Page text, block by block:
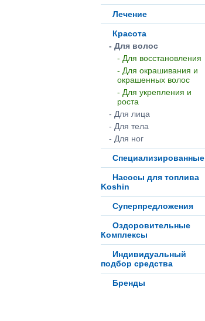
Лечение
Красота
- Для волос
- Для восстановления
- Для окрашивания и
окрашенных волос
- Для укрепления и
роста
- Для лица
- Для тела
- Для ног
Специализированные
Насосы для топлива
Koshin
Суперпредложения
Оздоровительные
Комплексы
Индивидуальный
подбор средства
Бренды